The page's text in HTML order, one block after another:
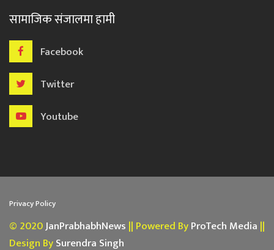
सामाजिक संजालमा हामी
Facebook
Twitter
Youtube
Privacy Policy
© 2020JanPrabhabhNews || Powered ByProTech Media ||
Design BySurendra Singh